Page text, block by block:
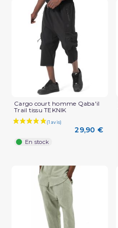
Cargo court homme Qaba'il
Trail tissu TEKNIK
29,90 €
En stock